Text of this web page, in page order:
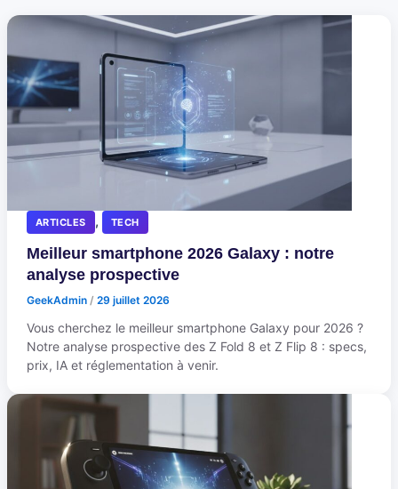
ARTICLES , TECH
Meilleur smartphone 2026 Galaxy : notre
analyse prospective
GeekAdmin / 29 juillet 2026
Vous cherchez le meilleur smartphone Galaxy pour 2026 ?
Notre analyse prospective des Z Fold 8 et Z Flip 8 : specs,
prix, IA et réglementation à venir.